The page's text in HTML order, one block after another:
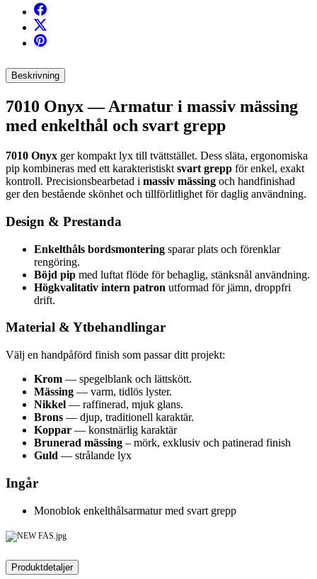
Beskrivning
7010 Onyx — Armatur i massiv mässing
med enkelthål och svart grepp
7010 Onyx ger kompakt lyx till tvättstället. Dess släta, ergonomiska
pip kombineras med ett karakteristiskt svart grepp för enkel, exakt
kontroll. Precisionsbearbetad i massiv mässing och handfinishad
ger den bestående skönhet och tillförlitlighet för daglig användning.
Design & Prestanda
Enkelthåls bordsmontering sparar plats och förenklar
rengöring.
Böjd pip med luftat flöde för behaglig, stänksnål användning.
Högkvalitativ intern patron utformad för jämn, droppfri
drift.
Material & Ytbehandlingar
Välj en handpåförd finish som passar ditt projekt:
Krom — spegelblank och lättskött.
Mässing — varm, tidlös lyster.
Nikkel — raffinerad, mjuk glans.
Brons — djup, traditionell karaktär.
Koppar — konstnärlig karaktär
Brunerad mässing – mörk, exklusiv och patinerad finish
Guld — strålande lyx
Ingår
Monoblok enkelthålsarmatur med svart grepp
Produktdetaljer